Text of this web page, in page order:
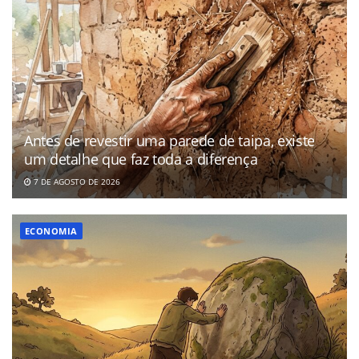
Antes de revestir uma parede de taipa, existe
um detalhe que faz toda a diferença
7 DE AGOSTO DE 2026
ECONOMIA